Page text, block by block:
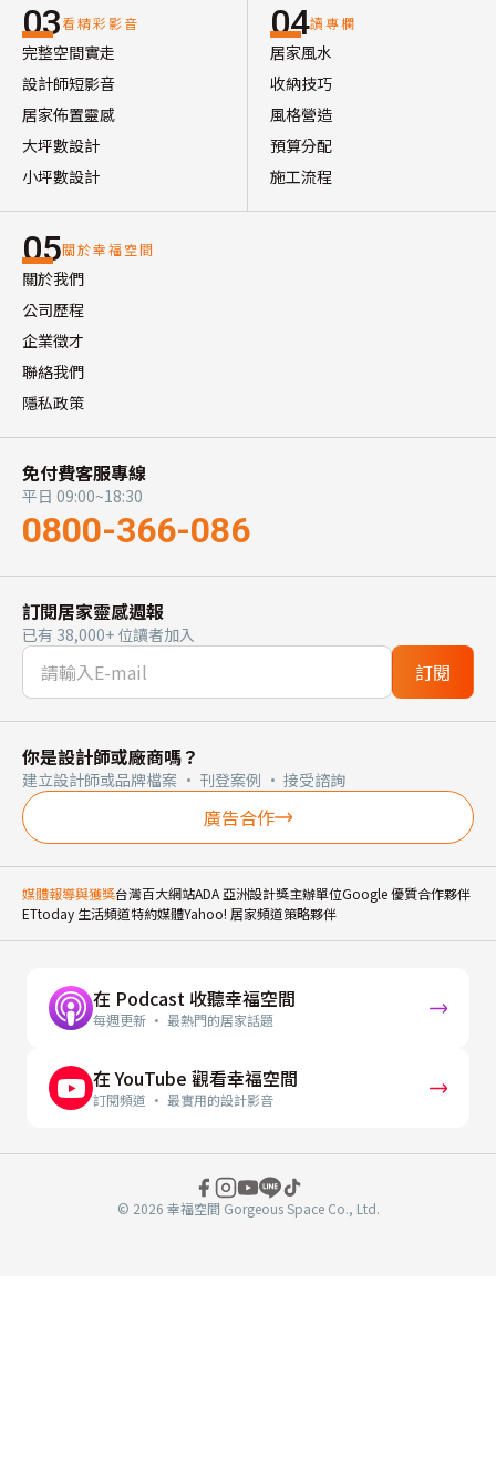
03看精彩影音
完整空間實走
設計師短影音
居家佈置靈感
大坪數設計
小坪數設計
04讀專欄
居家風水
收納技巧
風格營造
預算分配
施工流程
05關於幸福空間
關於我們
公司歷程
企業徵才
聯絡我們
隱私政策
免付費客服專線
平日 09:00~18:30
0800-366-086
訂閱居家靈感週報
已有 38,000+ 位讀者加入
訂閱
你是設計師或廠商嗎？
建立設計師或品牌檔案 · 刊登案例 · 接受諮詢
廣告合作
媒體報導與獲獎台灣百大網站ADA 亞洲設計獎主辦單位Google 優質合作夥伴
ETtoday 生活頻道特約媒體Yahoo! 居家頻道策略夥伴
在 Podcast 收聽幸福空間
每週更新 · 最熱門的居家話題
在 YouTube 觀看幸福空間
訂閱頻道 · 最實用的設計影音
© 2026 幸福空間 Gorgeous Space Co., Ltd.